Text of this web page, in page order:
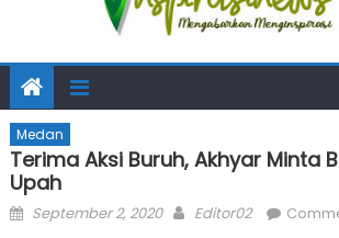
Medan
Terima Aksi Buruh, Akhyar Minta
Upah
Posted
September 2, 2020 Author
Editor02